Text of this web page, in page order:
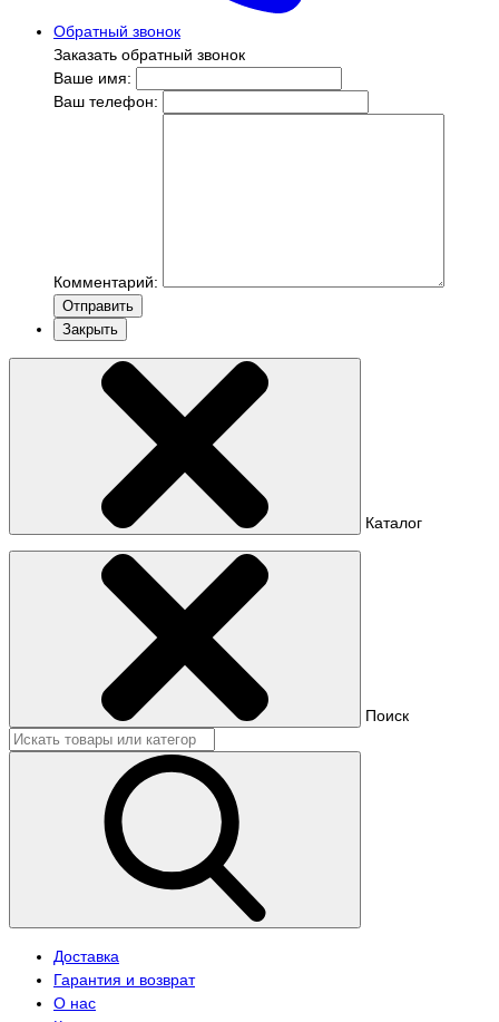
Обратный звонок
Заказать обратный звонок
Ваше имя:
Ваш телефон:
Комментарий:
Отправить
Закрыть
Каталог
Поиск
Доставка
Гарантия и возврат
О нас